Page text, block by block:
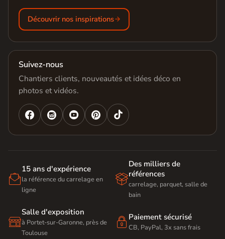
Découvrir nos inspirations
Suivez-nous
Chantiers clients, nouveautés et idées déco en
photos et vidéos.
   

15 ans d'expérience
la référence du carrelage en
ligne

Des milliers de
références
carrelage, parquet, salle de
bain

Salle d'exposition
à Portet-sur-Garonne, près de
Toulouse
 Paiement sécurisé
CB, PayPal, 3x sans frais